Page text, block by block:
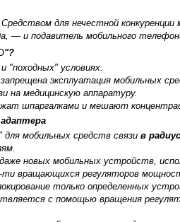
для нечестной
— и подавитель мобильного
"?
"походных" условиях.
эксплуатация мобильных
на медицинскую аппаратуру.
шпаргалками и мешают
мобильных средств связи в
новых мобильных устройств,
ти вращающихся регуляторов
только определенных
с помощью вращения